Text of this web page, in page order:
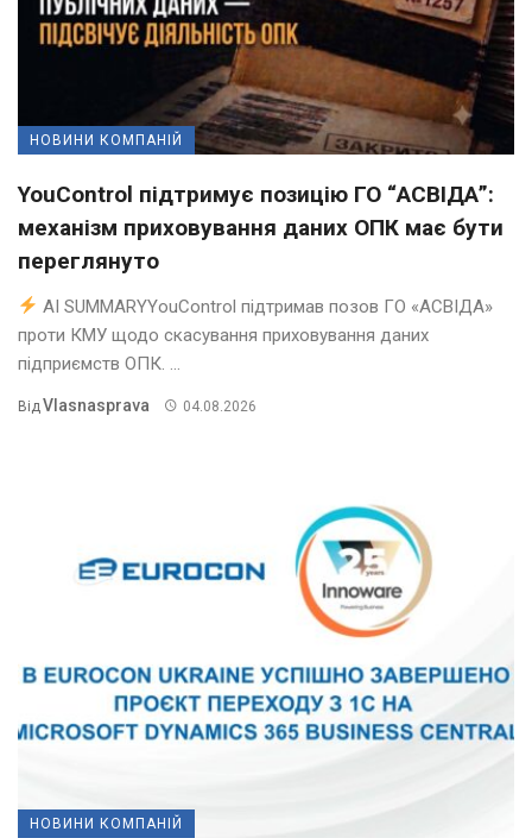
НОВИНИ КОМПАНІЙ
YouControl підтримує позицію ГО “АСВІДА”:
механізм приховування даних ОПК має бути
переглянуто
AI SUMMARYYouControl підтримав позов ГО «АСВІДА»
проти КМУ щодо скасування приховування даних
підприємств ОПК. ...
Від Vlasnasprava 04.08.2026
НОВИНИ КОМПАНІЙ